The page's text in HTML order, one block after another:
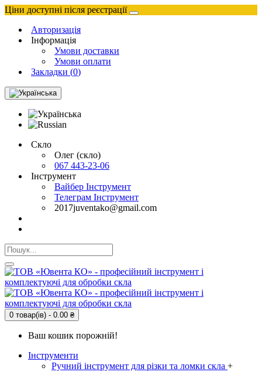
Ціни доступні після реєстрації
Авторизація
Інформація
Умови доставки
Умови оплати
Закладки (0)
Скло
Олег (скло)
067 443-23-06
Інструмент
Вайбер Інструмент
Телеграм Інструмент
2017juventako@gmail.com
0 товар(ів) - 0.00 ₴
Ваш кошик порожній!
Інструменти
Ручний інструмент для різки та ломки скла +